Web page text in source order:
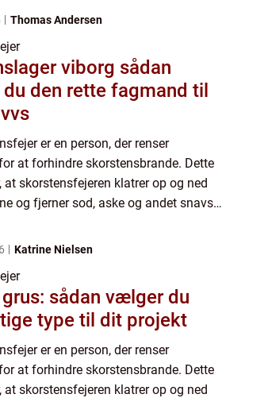
Thomas Andersen
viborg sådan
den rette fagmand til
er en person, der renser
at forhindre skorstensbrande. Dette
at skorstensfejeren klatrer op og ned
og fjerner sod, aske og andet snavs,
Katrine Nielsen
sådan vælger du
type til dit projekt
er en person, der renser
at forhindre skorstensbrande. Dette
at skorstensfejeren klatrer op og ned